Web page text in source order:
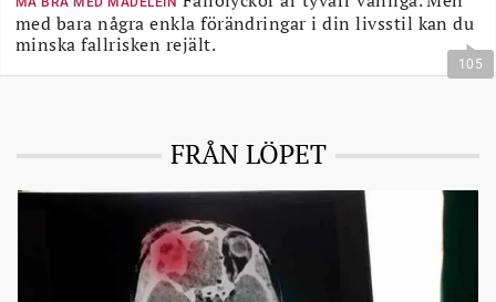
med bara några enkla förändringar i din livsstil kan du
minska fallrisken rejält.
105
FRÅN LÖPET